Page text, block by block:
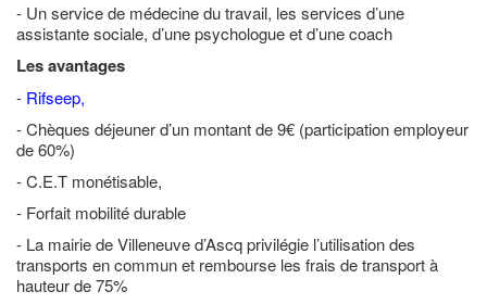
- Un service de médecine du travail, les services d’une
assistante sociale, d’une psychologue et d’une coach
Les avantages
- Rifseep,
- Chèques déjeuner d’un montant de 9€ (participation employeur
de 60%)
- C.E.T monétisable,
- Forfait mobilité durable
- La mairie de Villeneuve d’Ascq privilégie l’utilisation des
transports en commun et rembourse les frais de transport à
hauteur de 75%